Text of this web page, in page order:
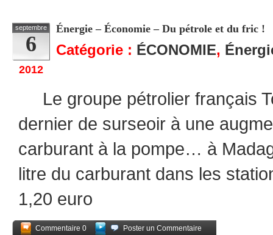
septembre
6
2012
Énergie – Économie – Du pétrole et du fric !
Catégorie : ÉCONOMIE,
Le groupe pétrolier français
dernier de surseoir à une
carburant à la pompe… à
litre du carburant dans les
1,20 euro
Commentaire 0
Poster un Commentaire